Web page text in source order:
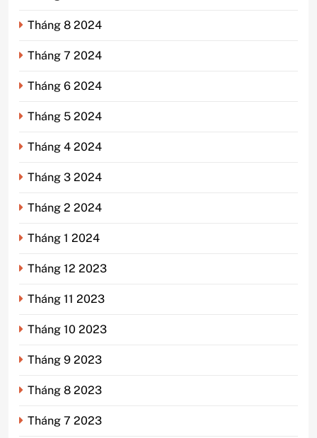
Tháng 8 2024
Tháng 7 2024
Tháng 6 2024
Tháng 5 2024
Tháng 4 2024
Tháng 3 2024
Tháng 2 2024
Tháng 1 2024
Tháng 12 2023
Tháng 11 2023
Tháng 10 2023
Tháng 9 2023
Tháng 8 2023
Tháng 7 2023